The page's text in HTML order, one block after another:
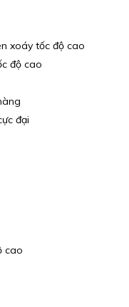
xoáy tốc độ cao
độ cao
đại
cao